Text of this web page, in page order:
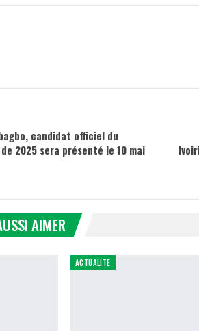
candidat officiel du
2025 sera présenté le 10 mai
AIMER
ACTUALITE